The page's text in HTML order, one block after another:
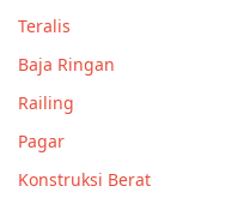
Teralis
Baja Ringan
Railing
Pagar
Konstruksi Berat